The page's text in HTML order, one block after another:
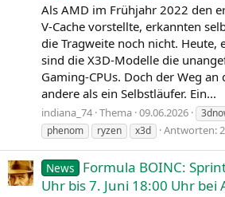
Als AMD im Frühjahr 2022 den
V-Cache vorstellte, erkannten
die Tragweite noch nicht. Heute,
sind die X3D-Modelle die
Gaming-CPUs. Doch der Weg an
andere als ein Selbstläufer. Ein...
indiana_74 Thema 09.06.2026
phenom
ryzen x3d Antworten: 2
News
Formula BOINC:
Uhr bis 7. Juni 18:00 Uhr bei